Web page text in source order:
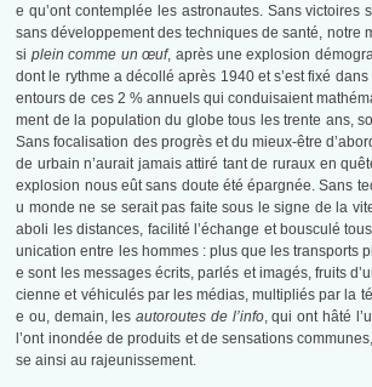
e qu’ont contemplée les astronautes. Sans victoires
sans développement des techniques de santé, notre
si plein comme un œuf, après une explosion
dont le rythme a décollé après 1940 et s’est fixé
entours de ces 2 % annuels qui conduisaient
ment de la population du globe tous les trente ans,
Sans focalisation des progrès et du mieux-être
de urbain n’aurait jamais attiré tant de ruraux en
explosion nous eût sans doute été épargnée. Sans
u monde ne se serait pas faite sous le signe de la
aboli les distances, facilité l’échange et bousculé
unication entre les hommes : plus que les transports
e sont les messages écrits, parlés et imagés, fruits
cienne et véhiculés par les médias, multipliés par la
e ou, demain, lesautoroutes de l’info, qui ont hâté
l’ont inondée de produits et de sensations
se ainsi au rajeunissement.